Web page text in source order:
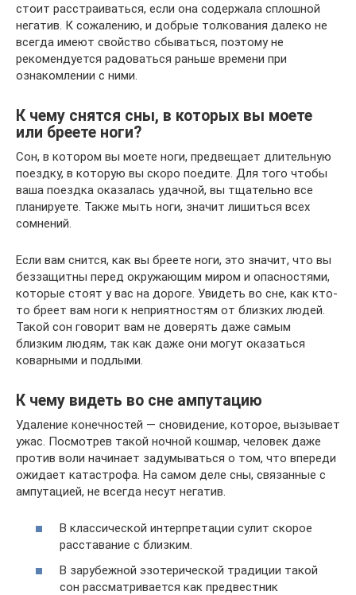
стоит расстраиваться, если она содержала сплошной
негатив. К сожалению, и добрые толкования далеко не
всегда имеют свойство сбываться, поэтому не
рекомендуется радоваться раньше времени при
ознакомлении с ними.
К чему снятся сны, в которых вы моете
или бреете ноги?
Сон, в котором вы моете ноги, предвещает длительную
поездку, в которую вы скоро поедите. Для того чтобы
ваша поездка оказалась удачной, вы тщательно все
планируете. Также мыть ноги, значит лишиться всех
сомнений.
Если вам снится, как вы бреете ноги, это значит, что вы
беззащитны перед окружающим миром и опасностями,
которые стоят у вас на дороге. Увидеть во сне, как кто-
то бреет вам ноги к неприятностям от близких людей.
Такой сон говорит вам не доверять даже самым
близким людям, так как даже они могут оказаться
коварными и подлыми.
К чему видеть во сне ампутацию
Удаление конечностей — сновидение, которое, вызывает
ужас. Посмотрев такой ночной кошмар, человек даже
против воли начинает задумываться о том, что впереди
ожидает катастрофа. На самом деле сны, связанные с
ампутацией, не всегда несут негатив.
В классической интерпретации сулит скорое
расставание с близким.
В зарубежной эзотерической традиции такой
сон рассматривается как предвестник